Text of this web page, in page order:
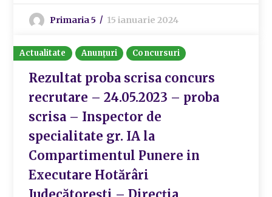
Primaria 5 15 ianuarie 2024
Actualitate Anunțuri Concursuri
Rezultat proba scrisa concurs
recrutare – 24.05.2023 – proba
scrisa – Inspector de
specialitate gr. IA la
Compartimentul Punere in
Executare Hotărâri